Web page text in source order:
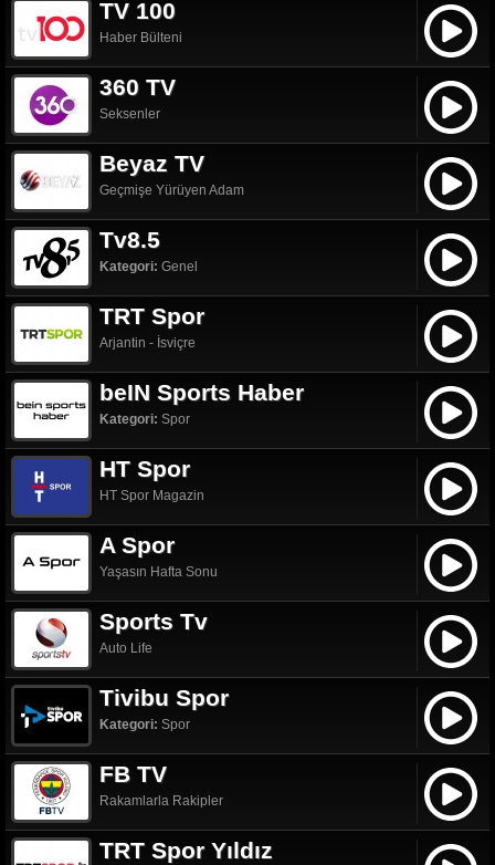
TV 100
Haber Bülteni
360 TV
Seksenler
Beyaz TV
Geçmişe Yürüyen Adam
Tv8.5
Kategori: Genel
TRT Spor
Arjantin - İsviçre
beIN Sports Haber
Kategori: Spor
HT Spor
HT Spor Magazin
A Spor
Yaşasın Hafta Sonu
Sports Tv
Auto Life
Tivibu Spor
Kategori: Spor
FB TV
Rakamlarla Rakipler
TRT Spor Yıldız